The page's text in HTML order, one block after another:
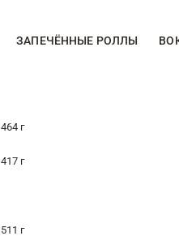
ЗАПЕЧЁННЫЕ РОЛЛЫ
464 г
417 г
511 г